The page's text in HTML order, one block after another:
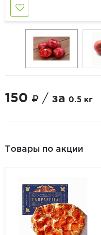
150 / за 0.5 кг
Товары по акции